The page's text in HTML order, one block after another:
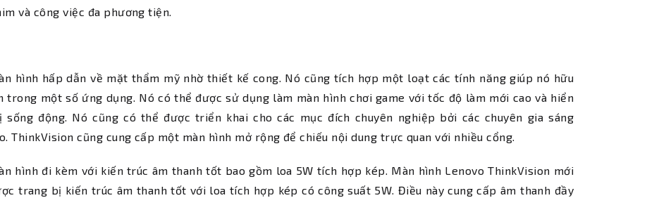
và công việc đa phương tiện.
hình hấp dẫn về mặt thẩm mỹ nhờ thiết kế cong. Nó cũng tích hợp một loạt các tính năng giúp nó hữu
trong một số ứng dụng. Nó có thể được sử dụng làm màn hình chơi game với tốc độ làm mới cao và hiển
sống động. Nó cũng có thể được triển khai cho các mục đích chuyên nghiệp bởi các chuyên gia sáng
ThinkVision cũng cung cấp một màn hình mở rộng để chiếu nội dung trực quan với nhiều cổng.
hình đi kèm với kiến ​​trúc âm thanh tốt bao gồm loa 5W tích hợp kép. Màn hình Lenovo ThinkVision mới
trang bị kiến trúc âm thanh tốt với loa tích hợp kép có công suất 5W. Điều này cung cấp âm thanh đầy